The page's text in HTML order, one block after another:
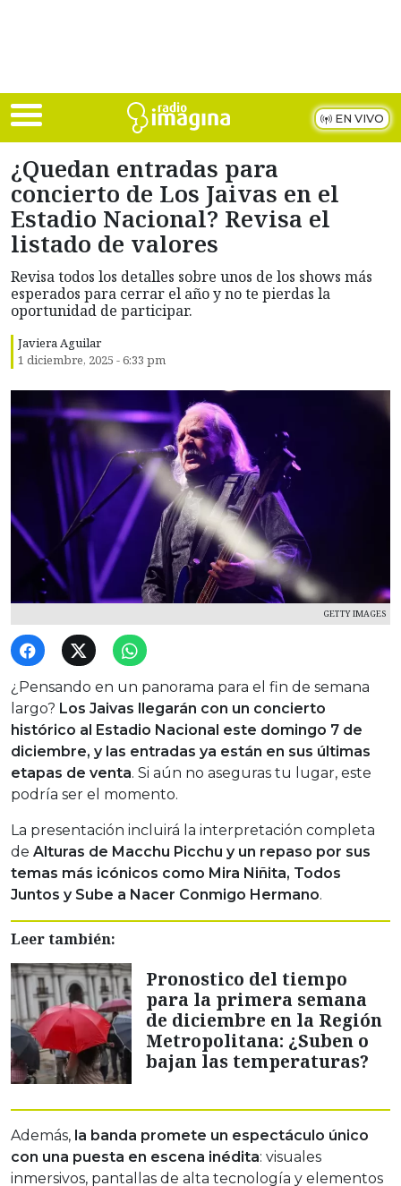
EN VIVO
¿Quedan entradas para
concierto de Los Jaivas en el
Estadio Nacional? Revisa el
listado de valores
Revisa todos los detalles sobre unos de los shows más
esperados para cerrar el año y no te pierdas la
oportunidad de participar.
Javiera Aguilar
1 diciembre, 2025 - 6:33 pm
GETTY IMAGES
¿Pensando en un panorama para el fin de semana
largo? Los Jaivas llegarán con un concierto
histórico al Estadio Nacional este domingo 7 de
diciembre, y las entradas ya están en sus últimas
etapas de venta. Si aún no aseguras tu lugar, este
podría ser el momento.
La presentación incluirá la interpretación completa
de Alturas de Macchu Picchu y un repaso por sus
temas más icónicos como Mira Niñita, Todos
Juntos y Sube a Nacer Conmigo Hermano.
Leer también:
Pronostico del tiempo
para la primera semana
de diciembre en la Región
Metropolitana: ¿Suben o
bajan las temperaturas?
Además, la banda promete un espectáculo único
con una puesta en escena inédita: visuales
inmersivos, pantallas de alta tecnología y elementos